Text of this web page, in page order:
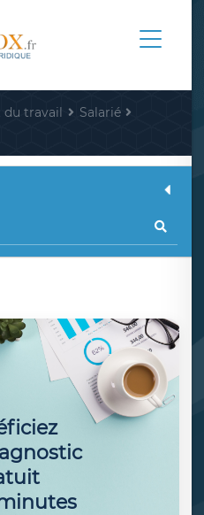
du travail
Salarié